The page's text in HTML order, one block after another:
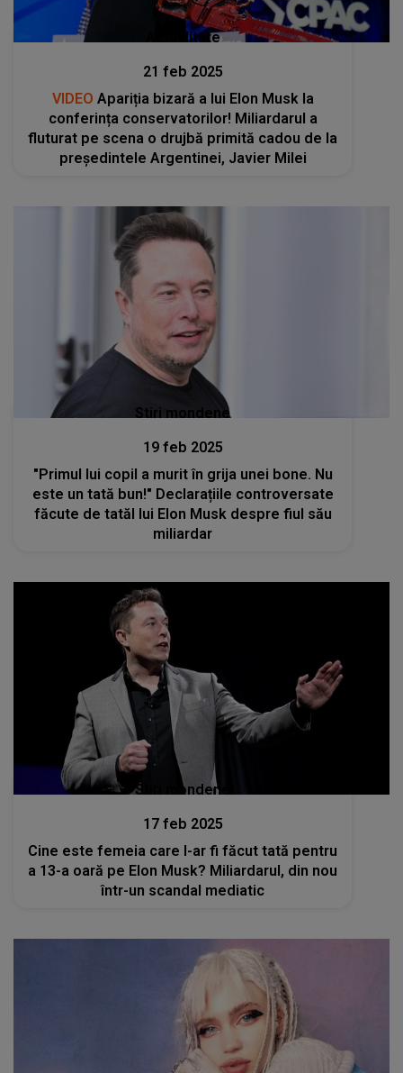
Actualitate
21 feb 2025
VIDEO Apariția bizară a lui Elon Musk la
conferința conservatorilor! Miliardarul a
fluturat pe scena o drujbă primită cadou de la
președintele Argentinei, Javier Milei
Stiri mondene
19 feb 2025
"Primul lui copil a murit în grija unei bone. Nu
este un tată bun!" Declarațiile controversate
făcute de tatăl lui Elon Musk despre fiul său
miliardar
Stiri mondene
17 feb 2025
Cine este femeia care l-ar fi făcut tată pentru
a 13-a oară pe Elon Musk? Miliardarul, din nou
într-un scandal mediatic